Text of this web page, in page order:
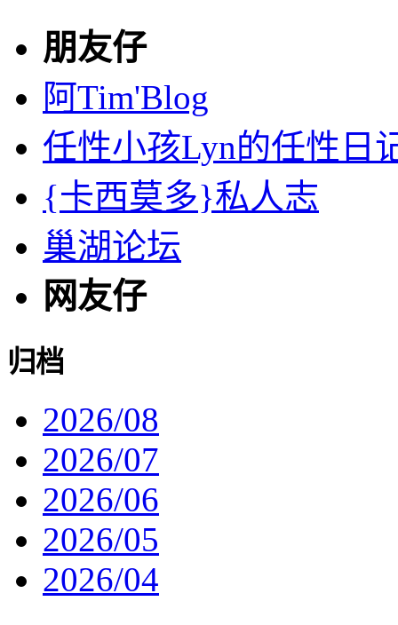
朋友仔
阿Tim'Blog
任性小孩Lyn的任性日
{卡西莫多}私人志
巢湖论坛
网友仔
归档
2026/08
2026/07
2026/06
2026/05
2026/04